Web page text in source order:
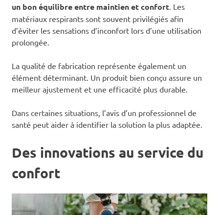
un bon équilibre entre maintien et confort . Les
matériaux respirants sont souvent privilégiés afin
d’éviter les sensations d’inconfort lors d’une utilisation
prolongée.
La qualité de fabrication représente également un
élément déterminant. Un produit bien conçu assure un
meilleur ajustement et une efficacité plus durable.
Dans certaines situations, l’avis d’un professionnel de
santé peut aider à identifier la solution la plus adaptée.
Des innovations au service du
confort